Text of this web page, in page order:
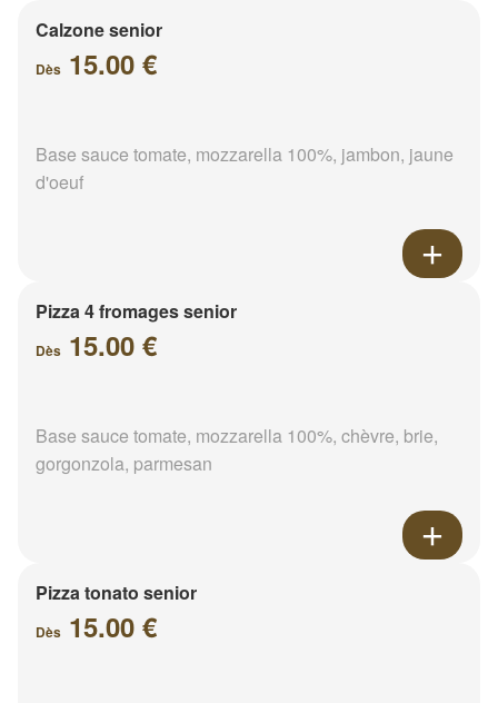
Calzone senior
Dès 15.00 €
Base sauce tomate, mozzarella 100%, jambon, jaune
d'oeuf
Pizza 4 fromages senior
Dès 15.00 €
Base sauce tomate, mozzarella 100%, chèvre, brie,
gorgonzola, parmesan
Pizza tonato senior
Dès 15.00 €